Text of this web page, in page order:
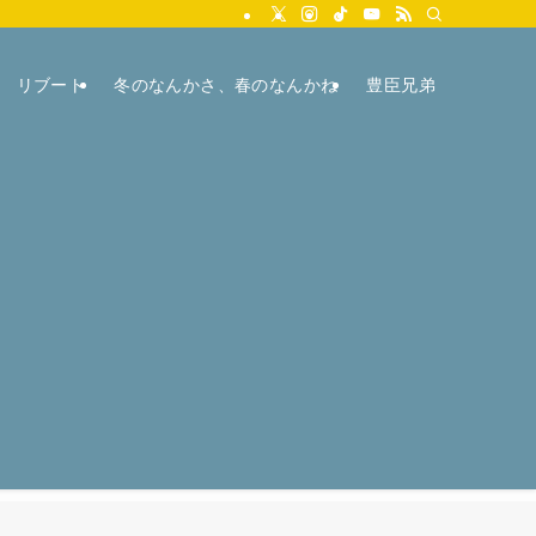
リブート 冬のなんかさ、春のなんかね 豊臣兄弟